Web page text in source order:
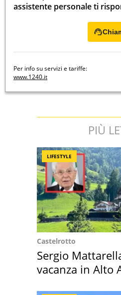
assistente personale ti
Per info su servizi e tariffe:
www.1240.it
PIÙ
LIFESTYLE
Castelrotto
Sergio
vacanza in Alto